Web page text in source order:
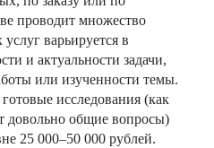
проводит множество
варьируется в
и актуальности задачи,
или изученности темы.
исследования (как
довольно общие вопросы)
25 000–50 000 рублей.